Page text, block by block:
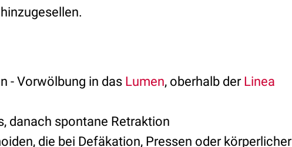
- Vorwölbung in das Lumen, oberhalb der Linea
danach spontane Retraktion
die bei Defäkation, Pressen oder körperlicher